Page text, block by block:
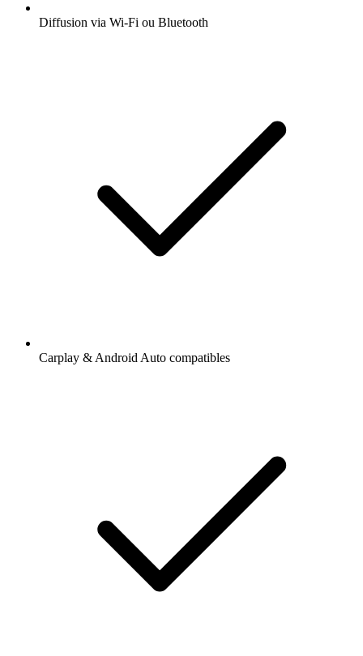
Diffusion via Wi-Fi ou Bluetooth
Carplay & Android Auto compatibles